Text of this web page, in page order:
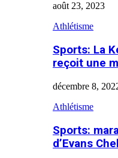
août 23, 2023
Athlétisme
Sports: La
reçoit une
décembre 8,
Athlétisme
Sports:
d’Evans